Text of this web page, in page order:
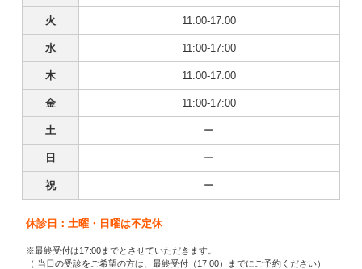
火 11:00-17:00
水 11:00-17:00
木 11:00-17:00
金 11:00-17:00
土 ー
日 ー
祝 ー
休診日：土曜・日曜は不定休
※最終受付は17:00までとさせていただきます。
（ 当日の受診をご希望の方は、最終受付（17:00）までにご予約ください）